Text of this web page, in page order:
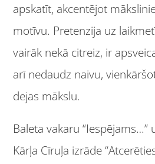
apskatīt, akcentējot
motīvu. Pretenzija uz
vairāk nekā citreiz, ir
arī nedaudz naivu,
dejas mākslu.
Baleta vakaru “Iespējams…”
Kārļa Cīruļa izrāde